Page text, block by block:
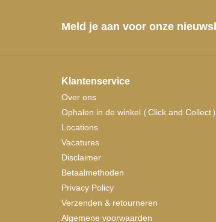
Meld je aan voor onze
Klantenservice
Over ons
Ophalen in de winkel (Click and Collect)
Locations
Vacatures
Disclaimer
Betaalmethoden
Privacy Policy
Verzenden & retourneren
Algemene voorwaarden